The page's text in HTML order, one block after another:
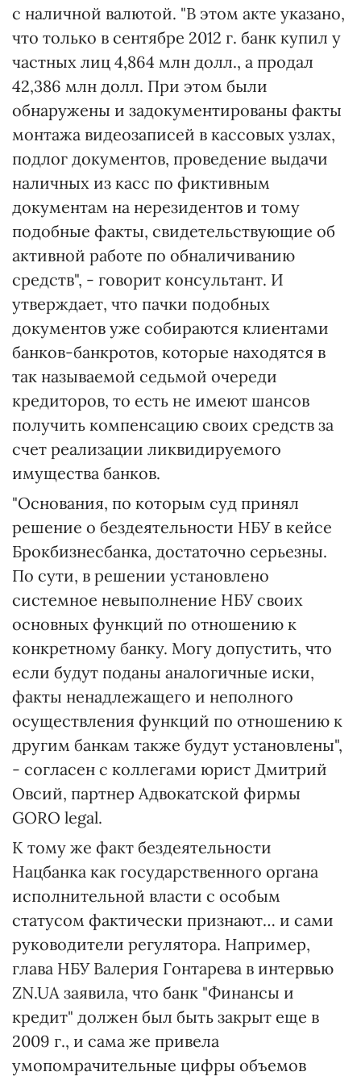
с наличной валютой. "В этом акте указано,
что только в сентябре 2012 г. банк купил у
частных лиц 4,864 млн долл., а продал
42,386 млн долл. При этом были
обнаружены и задокументированы факты
монтажа видеозаписей в кассовых узлах,
подлог документов, проведение выдачи
наличных из касс по фиктивным
документам на нерезидентов и тому
подобные факты, свидетельствующие об
активной работе по обналичиванию
средств", - говорит консультант. И
утверждает, что пачки подобных
документов уже собираются клиентами
банков-банкротов, которые находятся в
так называемой седьмой очереди
кредиторов, то есть не имеют шансов
получить компенсацию своих средств за
счет реализации ликвидируемого
имущества банков.
"Основания, по которым суд принял
решение о бездеятельности НБУ в кейсе
Брокбизнесбанка, достаточно серьезны.
По сути, в решении установлено
системное невыполнение НБУ своих
основных функций по отношению к
конкретному банку. Могу допустить, что
если будут поданы аналогичные иски,
факты ненадлежащего и неполного
осуществления функций по отношению к
другим банкам также будут установлены",
- согласен с коллегами юрист Дмитрий
Овсий, партнер Адвокатской фирмы
GORO legal.
К тому же факт бездеятельности
Нацбанка как государственного органа
исполнительной власти с особым
статусом фактически признают… и сами
руководители регулятора. Например,
глава НБУ Валерия Гонтарева в интервью
ZN.UA заявила, что банк "Финансы и
кредит" должен был быть закрыт еще в
2009 г., и сама же привела
умопомрачительные цифры объемов